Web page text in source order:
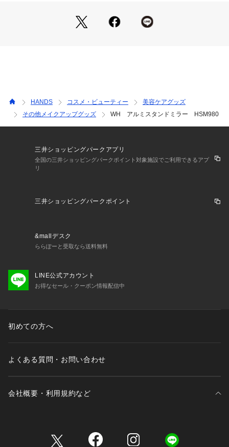
HANDS コスメ・ビューティー
美容ケアグッズ
その他メイクアップグッズ
WH アルミスタンドミラー HSM980
三井ショッピングパークアプリ
全国の三井ショッピングパークポイント対象施設でご利用できるアプ
リ
三井ショッピングパークポイント
&mallデスク
ららぽーと受取なら送料無料
LINE公式アカウント
お得なセール・クーポン情報配信中
初めての方へ
よくある質問・お問い合わせ
会社概要・利用規約など